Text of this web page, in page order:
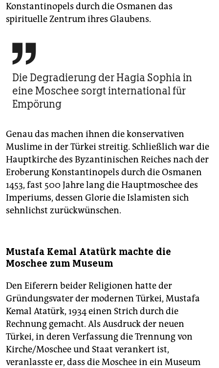
Konstantinopels durch die Osmanen das
spirituelle Zentrum ihres Glaubens.

Die Degradierung der Hagia Sophia in
eine Moschee sorgt international für
Empörung
Genau das machen ihnen die konservativen
Muslime in der Türkei streitig. Schließlich war die
Hauptkirche des Byzantinischen Reiches nach der
Eroberung Konstantinopels durch die Osmanen
1453, fast 500 Jahre lang die Hauptmoschee des
Imperiums, dessen Glorie die Islamisten sich
sehnlichst zurückwünschen.
Mustafa Kemal Atatürk machte die
Moschee zum Museum
Den Eiferern beider Religionen hatte der
Gründungsvater der modernen Türkei, Mustafa
Kemal Atatürk, 1934 einen Strich durch die
Rechnung gemacht. Als Ausdruck der neuen
Türkei, in deren Verfassung die Trennung von
Kirche/Moschee und Staat verankert ist,
veranlasste er, dass die Moschee in ein Museum